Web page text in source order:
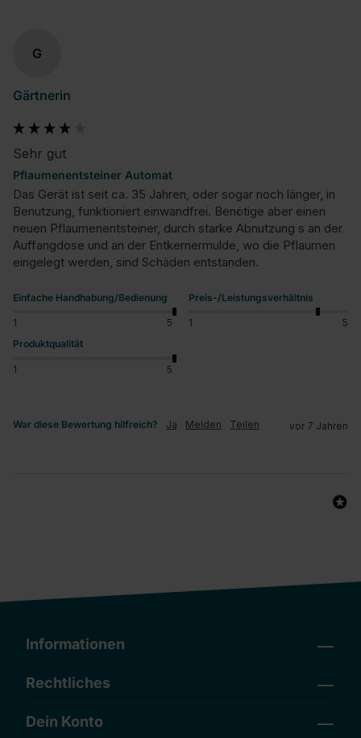
G
Gärtnerin
Sehr gut
Pflaumenentsteiner Automat
Das Gerät ist seit ca. 35 Jahren, oder sogar noch länger, in
Benutzung, funktioniert einwandfrei. Benötige aber einen
neuen Pflaumenentsteiner, durch starke Abnutzung s an der
Auffangdose und an der Entkernermulde, wo die Pflaumen
eingelegt werden, sind Schäden entstanden.
Einfache Handhabung/Bedienung
1 5
Preis-/Leistungsverhältnis
1
5
Produktqualität
1 5
War diese Bewertung hilfreich? Ja Melden Teilen vor 7 Jahren
Informationen
Rechtliches
Dein Konto